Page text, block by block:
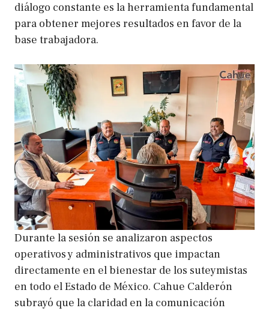
diálogo constante es la herramienta fundamental
para obtener mejores resultados en favor de la
base trabajadora.
Durante la sesión se analizaron aspectos
operativos y administrativos que impactan
directamente en el bienestar de los suteymistas
en todo el Estado de México. Cahue Calderón
subrayó que la claridad en la comunicación